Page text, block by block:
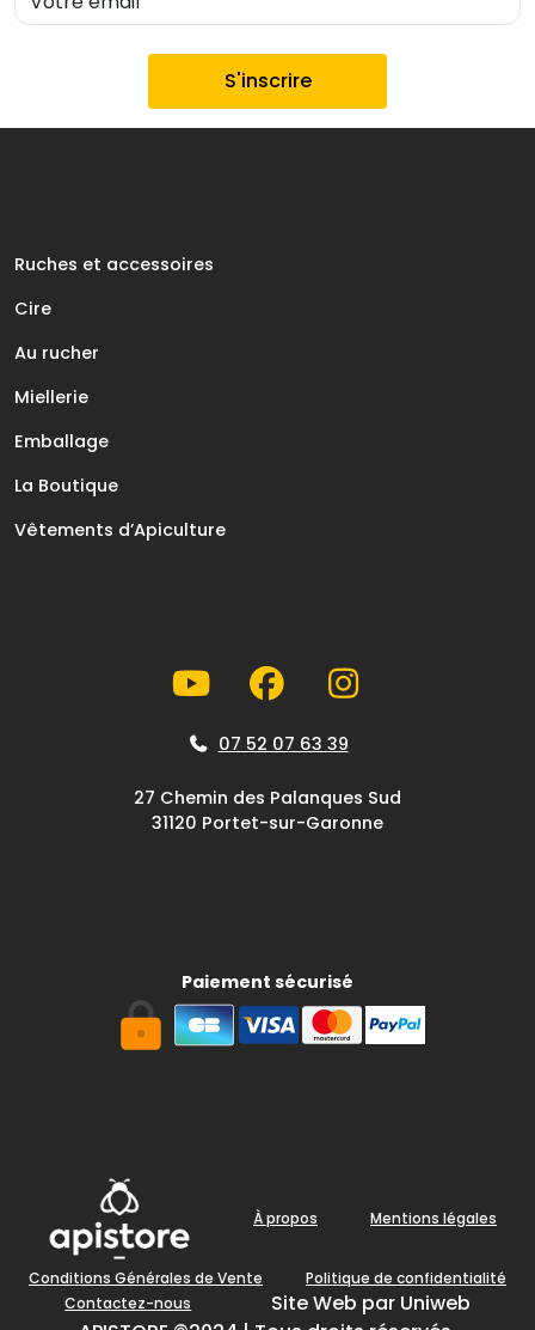
Ruches et accessoires
Cire
Au rucher
Miellerie
Emballage
La Boutique
Vêtements d’Apiculture
07 52 07 63 39
27 Chemin des Palanques Sud
31120 Portet-sur-Garonne
Paiement sécurisé
À propos Mentions légales
Conditions Générales de Vente
Politique de confidentialité
Contactez-nous
Site Web par Uniweb